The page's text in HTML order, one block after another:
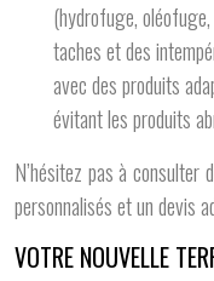
(hydrofuge,
taches et des
avec des produits
évitant les produits
N’hésitez pas à consulter
personnalisés et un devis
VOTRE NOUVELLE